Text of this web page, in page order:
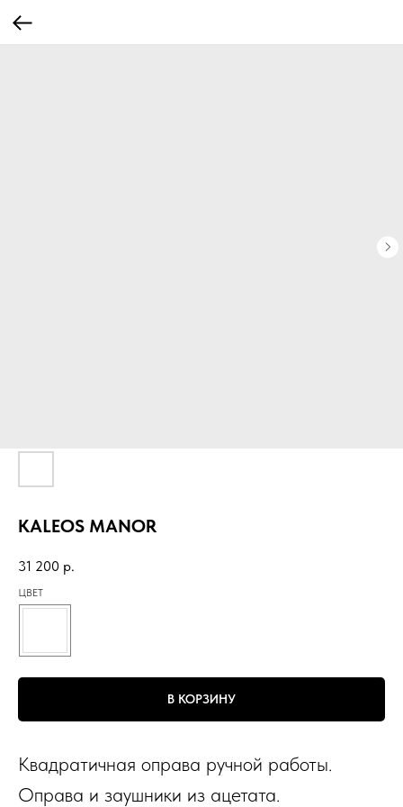
KALEOS MANOR
31 200 р.
ЦВЕТ
В КОРЗИНУ
Квадратичная оправа ручной работы.
Оправа и заушники из ацетата.